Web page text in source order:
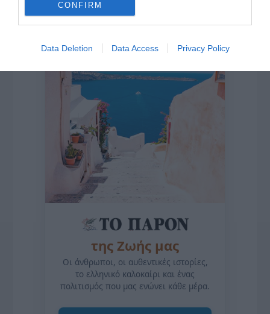
CONFIRM
Data Deletion Data Access Privacy Policy
Η ΣΤΗΛΗ ΜΑΣ
της Ζωής μας
Οι άνθρωποι, οι αυθεντικές ιστορίες,
το ελληνικό καλοκαίρι και ένας
πολιτισμός που μας ενώνει κάθε μέρα.